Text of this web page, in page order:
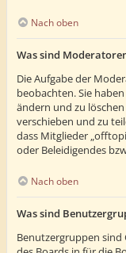
Nach oben
Was sind
Die Aufgabe der
beobachten. Sie
ändern und zu
verschieben und zu
dass Mitglieder
oder Beleidigendes
Nach oben
Was sind
Benutzergruppen